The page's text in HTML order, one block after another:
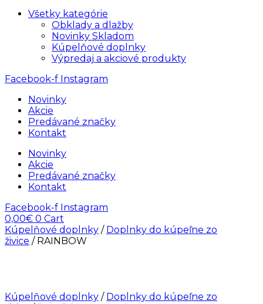
Všetky kategórie
Obklady a dlažby
Novinky Skladom
Kúpelňové doplnky
Výpredaj a akciové produkty
Facebook-f Instagram
Novinky
Akcie
Predávané značky
Kontakt
Novinky
Akcie
Predávané značky
Kontakt
Facebook-f Instagram
0,00€ 0 Cart
Kúpelňové doplnky / Doplnky do kúpeľne zo
živice / RAINBOW
Kúpelňové doplnky / Doplnky do kúpeľne zo